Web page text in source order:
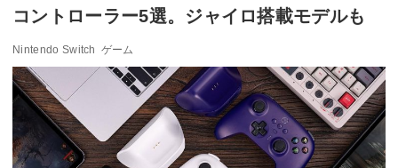
コントローラー5選。ジャイロ搭載モデルも
Nintendo Switch ゲーム